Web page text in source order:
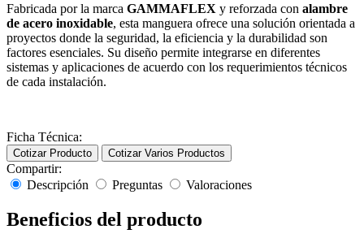
Fabricada por la marca GAMMAFLEX y reforzada con alambre
de acero inoxidable, esta manguera ofrece una solución orientada a
proyectos donde la seguridad, la eficiencia y la durabilidad son
factores esenciales. Su diseño permite integrarse en diferentes
sistemas y aplicaciones de acuerdo con los requerimientos técnicos
de cada instalación.
Ficha Técnica:
Cotizar Producto Cotizar Varios Productos
Compartir:
Descripción
Preguntas Valoraciones
Beneficios del producto